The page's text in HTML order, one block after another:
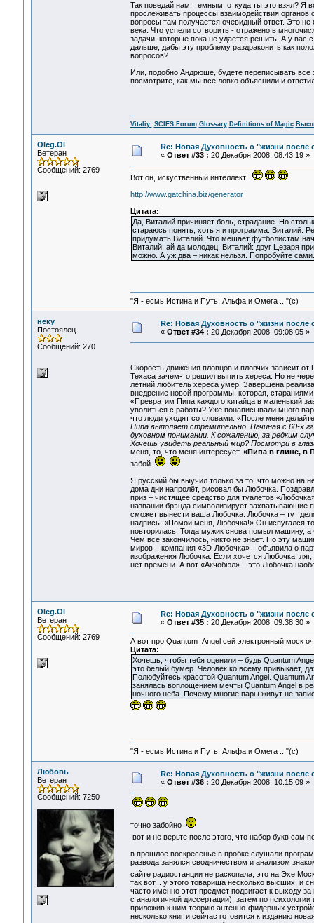
Так поведай нам, темным, откуда ты это взял? Я
прослеживать процессы взаимодействия
вопросы там получается очевидный ответ. Это не
века. Что успели сотворить - отражено в
задачи, которые пока не удается решить. А у вас
дальше, дабы эту проблему раздраконить как
вопросов?
Или, подобно Андрюше, будете переписывать
посмотрите, как мы все ловко объяснили и
Vitaliy: SCIES Forum Glossary Definitions of Magic
Oleg.Ol
Ветеран
Сообщений: 2769
Re: Новая Духовность о "жизни после
« Ответ #33 : 20 Декабря 2008, 08:43:19 »
Вот он, искуственный интеллект!
http://www.gatchina.biz/generator
Цитата:
Да, Виталий причиняет боль, страдание. Но
стараюсь понять, хоть я и программа. Виталий.
придумать Виталий. Что мешает футболистам
Виталий, ай да молодец. Виталий: друг Цезаря
можно. А уж два – никак нельзя. Попробуйте
"Я - есмь Истина и Путь, Альфа и Омега ..."(с)
неку
Постоялец
Сообщений: 270
Re: Новая Духовность о "жизни после
« Ответ #34 : 20 Декабря 2008, 09:08:05 »
Скорость движения пловцов и пловчих зависит
Техаса зачем-то решил выпить хереса. Но не
летний любитель хереса умер. Завершена
внедрение новой программы, которая,
«Превратим Пипа каждого китайца в маленький
уволиться с работы? Уже понаписывали много
что люди уходят со словами: «После меня
Пипа выполяет стремительно. Начиная с 60-х
духовном понимании. К сожалению, за редким
Хочешь увидеть реальный мир? Посмотри в
меня, то, что меня интересует. «Пипа в глине, в
забой
Я русский бы выучил только за то, что можно на
дома дни напролёт, рисовал бы Любочка.
приз – чистящее средство для туалетов
названии брэнда символизирует захватывающие
сможет вынести ваша Любочка. Любочка – тут
надпись: «Помой меня, Любочка!» Он испугался
повторилась. Тогда мужик снова помыл машину,
Чем все закончилось, никто не знает. Hо эту
миров – компания «3D-Любочка» – объявила о
изображения Любочка. Если хочется Любочка:
нет времени. А вот «Акчобюл» – это Любочка
Oleg.Ol
Ветеран
Сообщений: 2769
Re: Новая Духовность о "жизни после
« Ответ #35 : 20 Декабря 2008, 09:38:30 »
А вот про Quantum_Angel сей электронный моск
Цитата:
Хочешь, чтобы тебя оценили – будь Quantum
это белый бумер. Человек ко всему привыкает,
Полюбуйтесь красотой Quantum Angel. Quantum
занялась воплощением мечты Quantum Angel в
ночного неба. Почему многие пары живут не
"Я - есмь Истина и Путь, Альфа и Омега ..."(с)
Любовь
Ветеран
Сообщений: 7250
Re: Новая Духовность о "жизни после
« Ответ #36 : 20 Декабря 2008, 10:15:09 »
точно забойно
вот и не верьте после этого, что набор букв сам
в прошлое воскресенье в пробке слушали
развода занялся сводничеством и анализом
сайте радиостанции не раскопала, это на Эхе
так вот... у этого товарища несколько высших, и
часто именно этот предмет подвигает к выходу
с аналогичной диссертации), затем по
приложив к ним теорию антенно-фидерных
несколько книг и сейчас готовится к изданию